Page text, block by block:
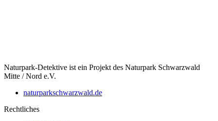
Naturpark-Detektive ist ein Projekt des Naturpark Schwarzwald
Mitte / Nord e.V.
naturparkschwarzwald.de
Rechtliches